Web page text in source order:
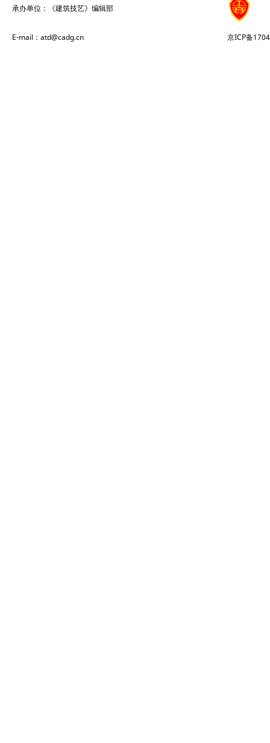
承办单位：《建筑技艺》编辑部
E-mail：atd@cadg.cn 京ICP备